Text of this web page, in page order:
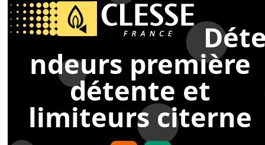
Skip
content
Open
mobile
Close
mobile
ndeurs première
détente et
limiteurs citerne